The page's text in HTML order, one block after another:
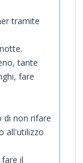
tramite
tante
fare
di non rifare
all'utilizzo
il